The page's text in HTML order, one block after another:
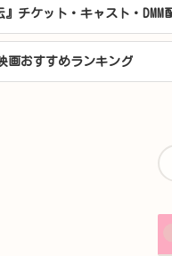
』チケット・キャスト・DMM
おすすめランキング